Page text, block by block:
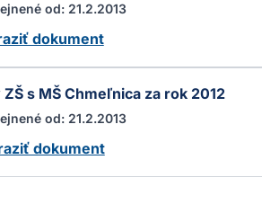
od: 21.2.2013
dokument
s MŠ Chmeľnica za rok 2012
od: 21.2.2013
dokument